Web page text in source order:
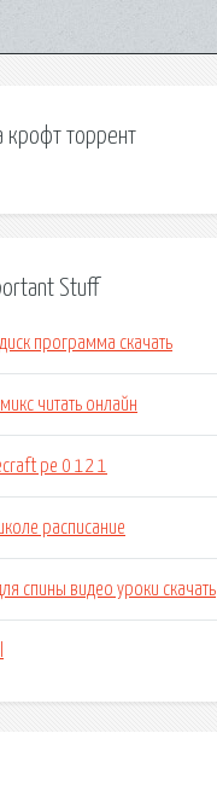
крофт торрент
Stuff
программа скачать
читать онлайн
pe 0 12 1
расписание
спины видео уроки скачать